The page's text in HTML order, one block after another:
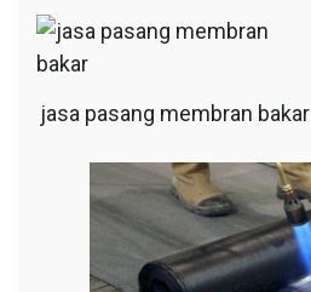
jasa pasang membran bakar